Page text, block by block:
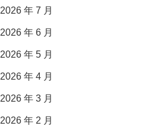
2026 年 7 月
2026 年 6 月
2026 年 5 月
2026 年 4 月
2026 年 3 月
2026 年 2 月